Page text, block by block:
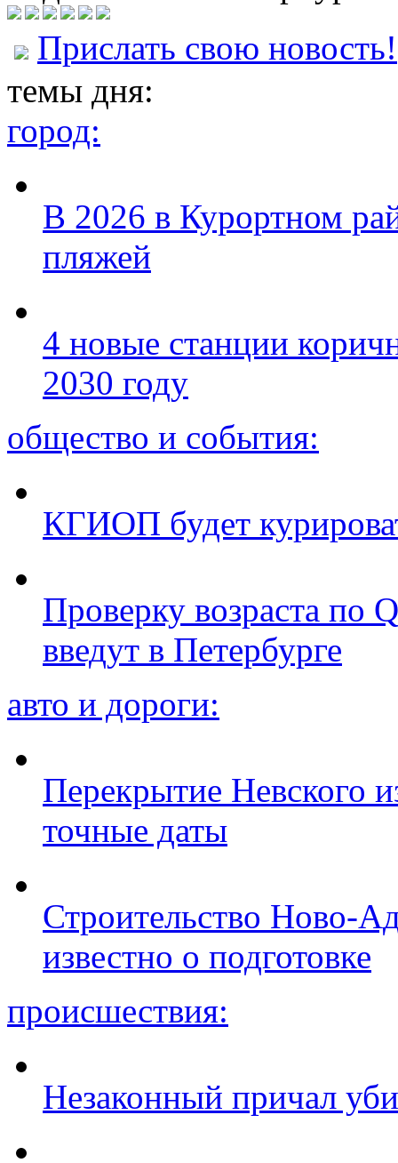
Прислать свою новость!
темы дня:
город:
В 2026 в Курортном
пляжей
4 новые станции
2030 году
общество и события:
КГИОП будет
Проверку возраста по
введут в Петербурге
авто и дороги:
Перекрытие Невского
точные даты
Строительство Ново-
известно о подготовке
происшествия:
Незаконный причал